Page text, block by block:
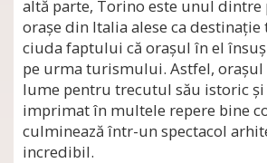
altă parte, Torino este unul dintre
oraşe din Italia alese ca
ciuda faptului că oraşul în el
pe urma turismului. Astfel,
lume pentru trecutul său istoric
imprimat în multele repere bine
culminează într-un spectacol
incredibil.